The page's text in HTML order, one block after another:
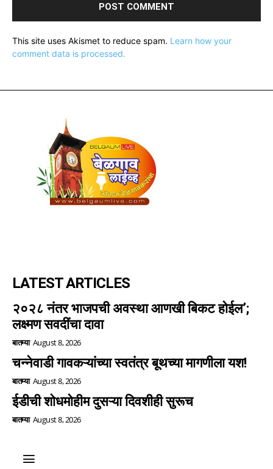
This site uses Akismet to reduce spam. Learn how your
comment data is processed.
LATEST ARTICLES
२०२८ नंतर भाजपची अवस्था आणखी बिकट होईल’;
लक्ष्मण सवदींचा दावा
बातम्या August 8, 2026
चन्नेवाडी गावकऱ्यांच्या स्वतंत्र बूथच्या मागणीला यश!
बातम्या August 8, 2026
ईडीची शोधमोहीम दुसऱ्या दिवशीही सुरूच
बातम्या August 8, 2026